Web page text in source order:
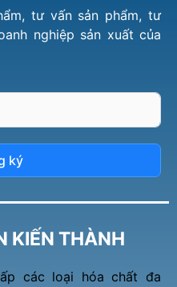
tư vấn sản phẩm, tư
nghiệp sản xuất của
ký
KIẾN THÀNH
các loại hóa chất đa